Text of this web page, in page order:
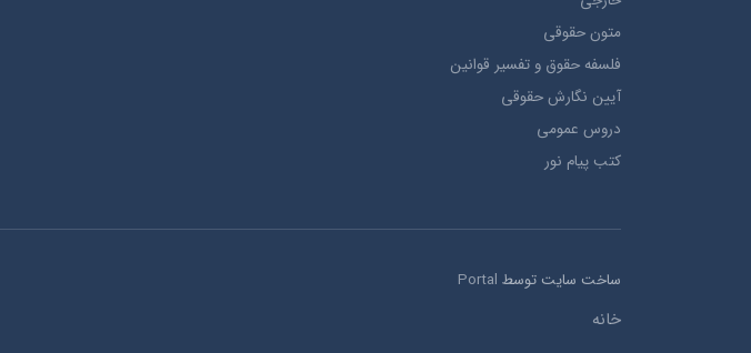
متون حقوقي
فلسفه حقوق و تفسیر قوانین
آیین نگارش حقوقی
دروس عمومی
کتب پیام نور
ساخت سایت توسط Portal
خانه